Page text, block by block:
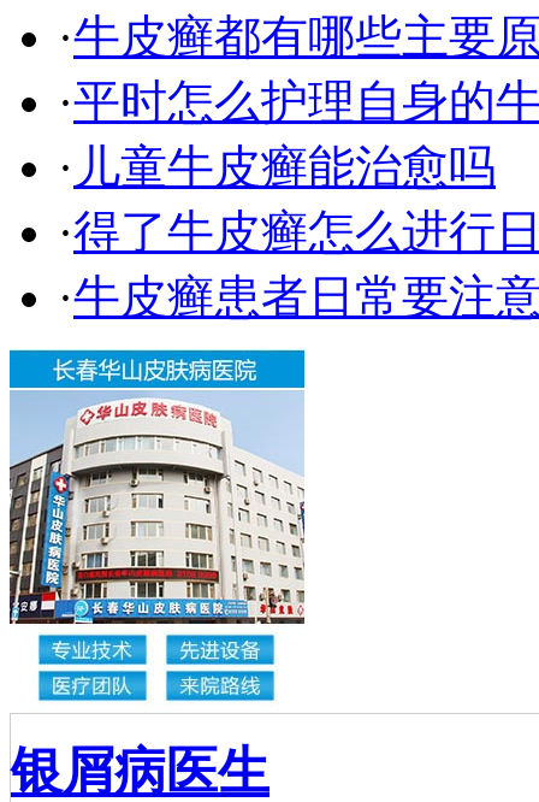
·牛皮癣都有哪些主要
·平时怎么护理自身的
· 儿童牛皮癣能治愈吗
·得了牛皮癣怎么进行
·牛皮癣患者日常要注
银屑病医生